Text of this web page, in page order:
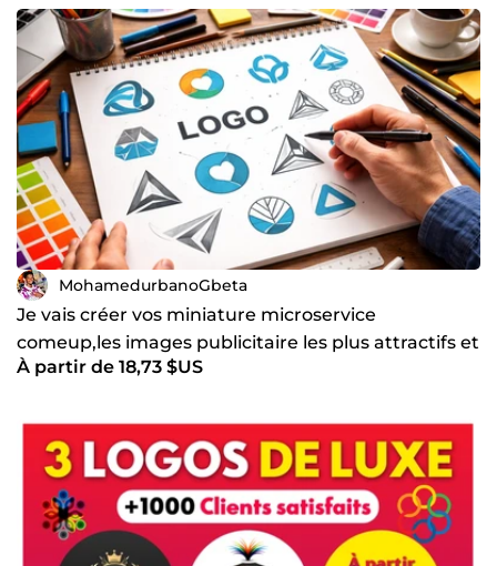
MohamedurbanoGbeta
Je vais créer vos miniature microservice
comeup,les images publicitaire les plus attractifs et
attir
À partir de 18,73 $US